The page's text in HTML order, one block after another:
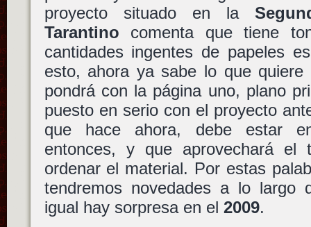
proyecto situado en la
Tarantino comenta que tiene
cantidades ingentes de papeles
esto, ahora ya sabe lo que
pondrá con la página uno, plano
puesto en serio con el proyecto
que hace ahora, debe estar
entonces, y que aprovechará el
ordenar el material. Por estas
tendremos novedades a lo largo
igual hay sorpresa en el 2009.